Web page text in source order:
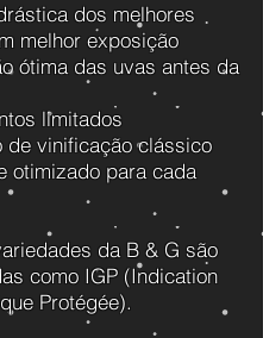
dos melhores
melhor exposição
ótima das uvas antes da
limitados
de vinificação clássico
otimizado para cada
da B & G são
como IGP (Indication
Protégée).